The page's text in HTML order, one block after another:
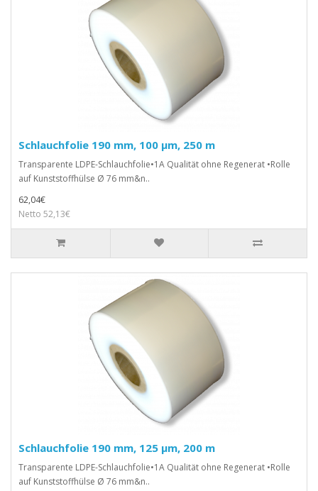
Schlauchfolie 190 mm, 100 µm, 250 m
Transparente LDPE-Schlauchfolie•1A Qualität ohne Regenerat •Rolle
auf Kunststoffhülse Ø 76 mm&n..
62,04€
Netto 52,13€
Schlauchfolie 190 mm, 125 µm, 200 m
Transparente LDPE-Schlauchfolie•1A Qualität ohne Regenerat •Rolle
auf Kunststoffhülse Ø 76 mm&n..